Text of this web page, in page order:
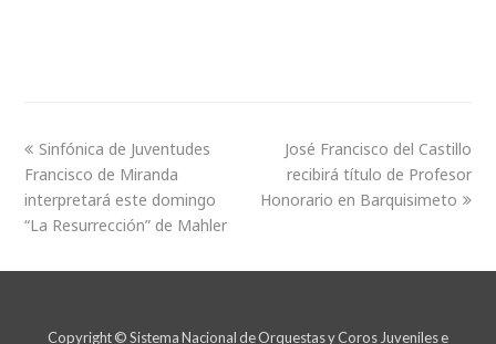
Sinfónica de Juventudes
Francisco de Miranda
interpretará este domingo
“La Resurrección” de Mahler
José Francisco del Castillo
recibirá título de Profesor
Honorario en Barquisimeto
Copyright © Sistema Nacional de Orquestas y Coros Juveniles e